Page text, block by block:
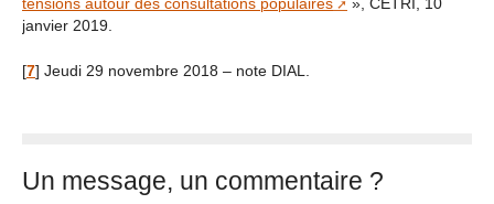
tensions autour des consultations populaires
», CETRI, 10
janvier 2019.
[7] Jeudi 29 novembre 2018 – note DIAL.
Un message, un commentaire ?